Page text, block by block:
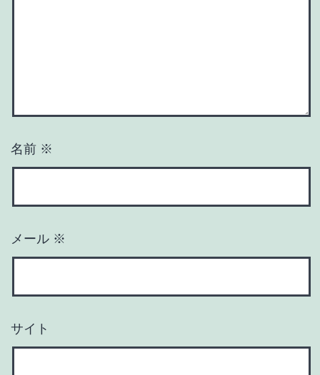
名前 ※
メール ※
サイト